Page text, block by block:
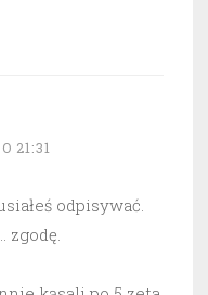
21:31
odpisywać.
zgodę.